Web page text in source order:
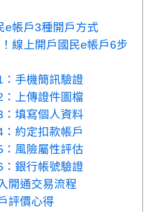
e帳戶3種開戶方式
線上開戶國民e帳戶6步
：手機簡訊驗證
：上傳證件圖檔
：填寫個人資料
約定扣款帳戶
：風險屬性評估
：銀行帳號驗證
開通交易流程
評價心得